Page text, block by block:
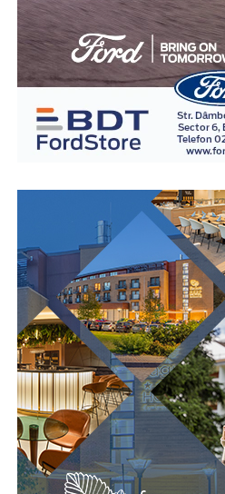
Un amanet mașini poate
atunci când este utilizat pentru
financiare pe termen scurt și
realist de rambursare. Înainte
este recomandată analizarea
costurilor și a tuturor
ca soluția aleasă să fie
În concluzie, amanetul auto
eficientă atunci când este ales
atente și atunci când răspunde
termen scurt. O instituție
transparent modul în care este
autoturismului, costurile
contractului, astfel încât
cunoștință de cauză.
început reduce riscul apariției
contribuie la alegerea celei mai
financiare.
(Advertoriale)